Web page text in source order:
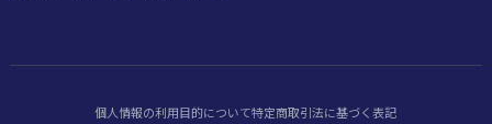
個人情報の利用目的について特定商取引法に基づく表記